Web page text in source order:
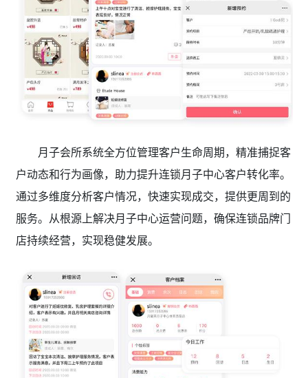
月子会所系统全方位管理客户生命周期，精准捕捉客
户动态和行为画像，助力提升连锁月子中心客户转化率。
通过多维度分析客户情况，快速实现成交，提供更周到的
服务。从根源上解决月子中心运营问题，确保连锁品牌门
店持续经营，实现稳健发展。